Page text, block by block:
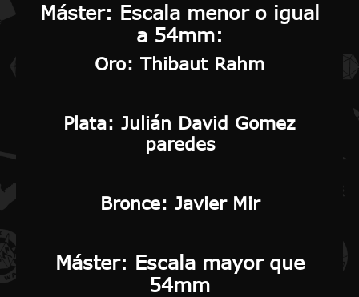
Máster: Escala menor o igual
a 54mm:
Oro: Thibaut Rahm
Plata: Julián David Gomez
paredes
Bronce: Javier Mir
Máster: Escala mayor que
54mm